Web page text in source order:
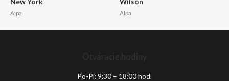
Alpa Alpa
Otváracie hodiny
Po-Pi: 9:30 – 18:00 hod.